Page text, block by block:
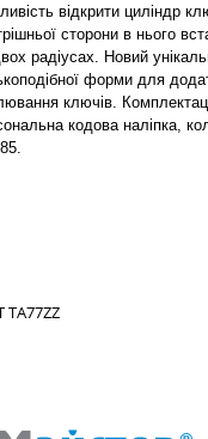
відкрити циліндр
сторони в нього
радіусах. Новий
форми для
ключів.
кодова наліпка,
TA77ZZ